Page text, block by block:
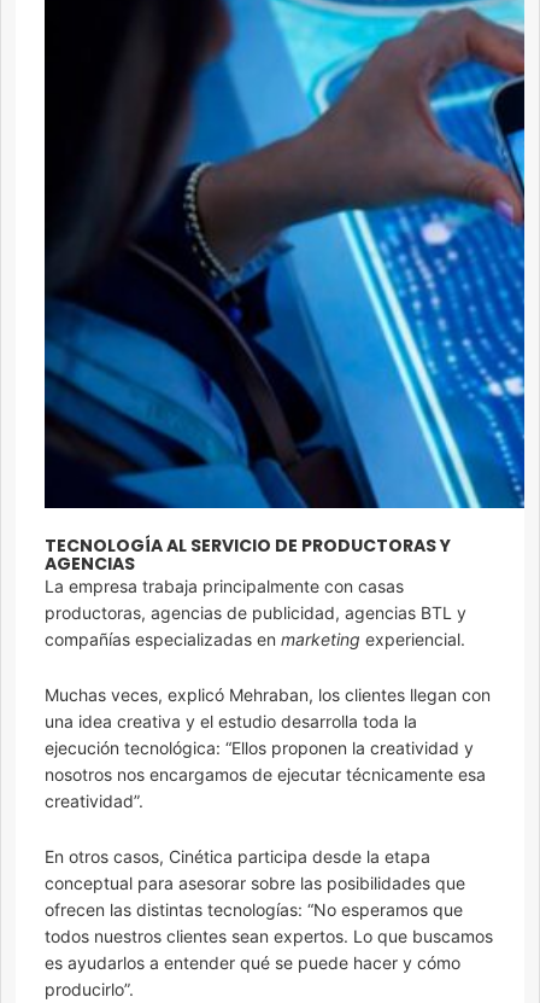
TECNOLOGÍA AL SERVICIO DE PRODUCTORAS Y
AGENCIAS
La empresa trabaja principalmente con casas
productoras, agencias de publicidad, agencias BTL y
compañías especializadas en marketing experiencial.
Muchas veces, explicó Mehraban, los clientes llegan con
una idea creativa y el estudio desarrolla toda la
ejecución tecnológica: “Ellos proponen la creatividad y
nosotros nos encargamos de ejecutar técnicamente esa
creatividad”.
En otros casos, Cinética participa desde la etapa
conceptual para asesorar sobre las posibilidades que
ofrecen las distintas tecnologías: “No esperamos que
todos nuestros clientes sean expertos. Lo que buscamos
es ayudarlos a entender qué se puede hacer y cómo
producirlo”.